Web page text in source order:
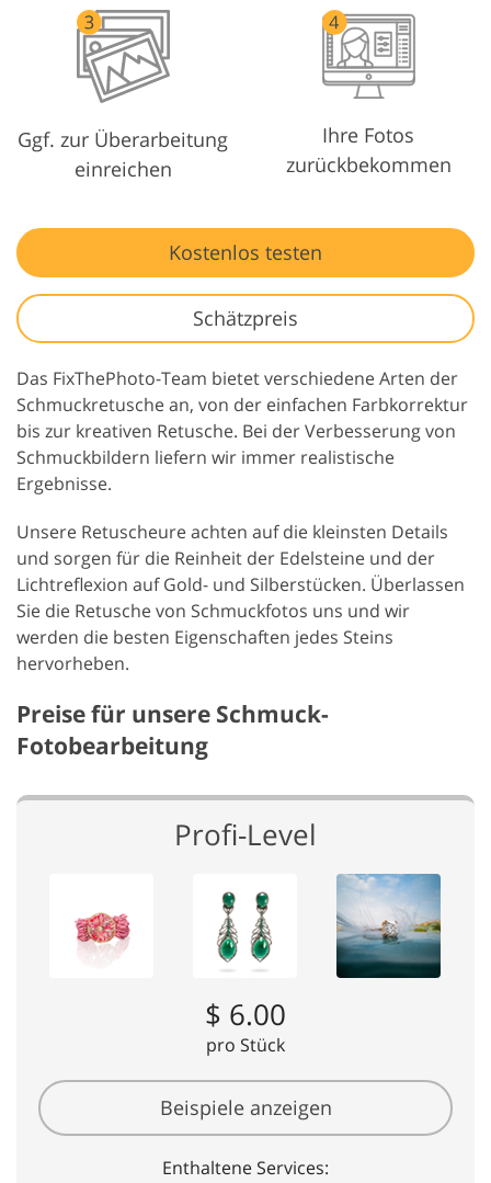
Ggf. zur Überarbeitung
einreichen
Ihre Fotos
zurückbekommen
Kostenlos testen
Schätzpreis
Das FixThePhoto-Team bietet verschiedene Arten der
Schmuckretusche an, von der einfachen Farbkorrektur
bis zur kreativen Retusche. Bei der Verbesserung von
Schmuckbildern liefern wir immer realistische
Ergebnisse.
Unsere Retuscheure achten auf die kleinsten Details
und sorgen für die Reinheit der Edelsteine und der
Lichtreflexion auf Gold- und Silberstücken. Überlassen
Sie die Retusche von Schmuckfotos uns und wir
werden die besten Eigenschaften jedes Steins
hervorheben.
Preise für unsere Schmuck-
Fotobearbeitung
Profi-Level
$ 6.00
pro Stück
Beispiele anzeigen
Enthaltene Services: